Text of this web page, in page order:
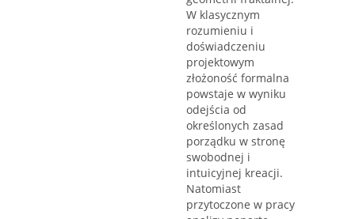
W klasycznym
rozumieniu i
doświadczeniu
projektowym
złożoność formalna
powstaje w wyniku
odejścia od
określonych zasad
porządku w stronę
swobodnej i
intuicyjnej kreacji.
Natomiast
przytoczone w pracy